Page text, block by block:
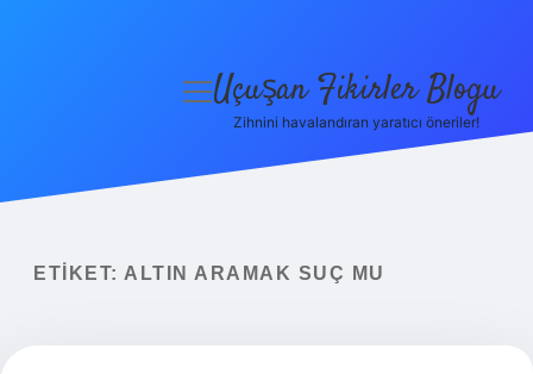
Yasal Uyarı
menüyü
Uçuşan Fikirler Blogu
Zihnini havalandıran yaratıcı öneriler!
ETIKET: ALTIN ARAMAK SUÇ MU